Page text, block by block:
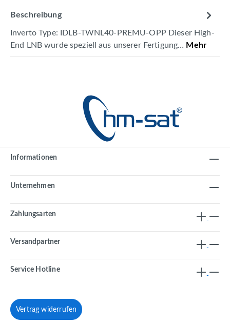
Beschreibung
Inverto Type: IDLB-TWNL40-PREMU-OPP Dieser High-
End LNB wurde speziell aus unserer Fertigung… Mehr
Informationen
Unternehmen
Zahlungsarten
Versandpartner
Service Hotline
Vertrag widerrufen